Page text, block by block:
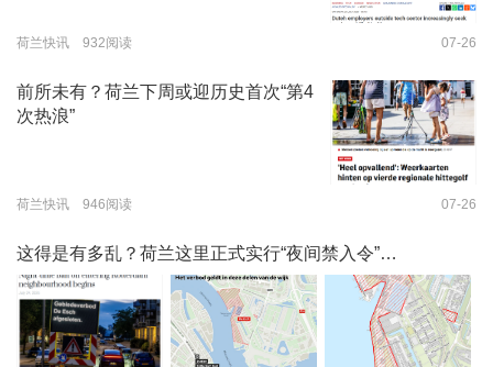
荷兰快讯 932阅读 07-26
前所未有？荷兰下周或迎历史首次“第4
次热浪”
荷兰快讯 946阅读 07-26
这得是有多乱？荷兰这里正式实行“夜间禁入令”…